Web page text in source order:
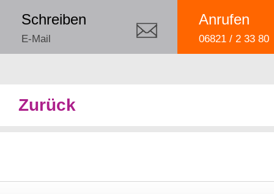
Anrufen
06821 / 2 33 80
Schreiben
E-Mail
Zurück